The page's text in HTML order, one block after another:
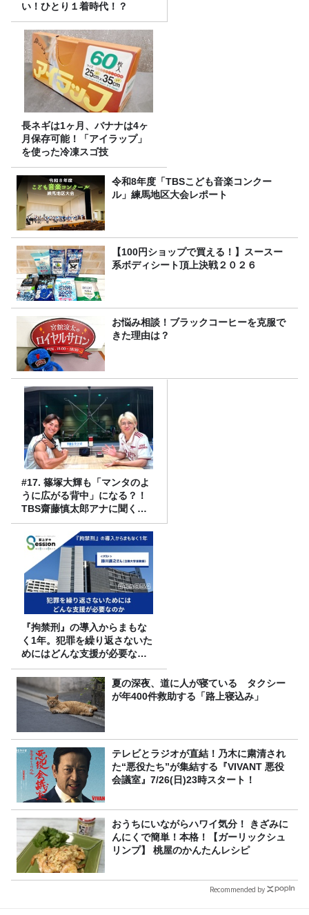
い！ひとり１着時代！？
長ネギは1ヶ月、バナナは4ヶ
月保存可能！「アイラップ」
を使った冷凍スゴ技
令和8年度「TBSこども音楽コンクー
ル」練馬地区大会レポート
【100円ショップで買える！】スースー
系ボディシート頂上決戦２０２６
お悩み相談！ブラックコーヒーを克服で
きた理由は？
#17. 篠塚大輝も「マンタのよ
うに広がる背中」になる？！
TBS齋藤慎太郎アナに聞くメ
ンズフィジークの魅力！！
『拘禁刑』の導入からまもな
く1年。犯罪を繰り返さないた
めにはどんな支援が必要なの
か
夏の深夜、道に人が寝ている タクシー
が年400件救助する「路上寝込み」
テレビとラジオが直結！乃木に粛清され
た“悪役たち”が集結する『VIVANT 悪役
会議室』7/26(日)23時スタート！
おうちにいながらハワイ気分！ きざみに
んにくで簡単！本格！【ガーリックシュ
リンプ】 桃屋のかんたんレシピ
Recommended by